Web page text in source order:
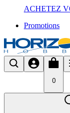
ACHETEZ
Promotions
0